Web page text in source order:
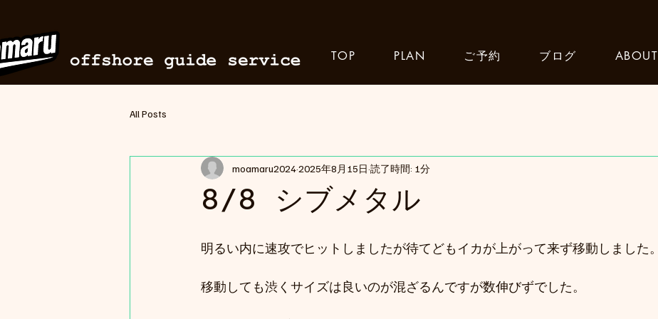
TOP PLAN ご予約 ブログ ABOUT
All Posts
8/8 シブメタル
moamaru20242025年8月15日 読了時間: 1分
明るい内に速攻でヒットしましたが待てどもイカが上がって来ず移動しました。
移動しても渋くサイズは良いのが混ざるんですが数伸びずでした。